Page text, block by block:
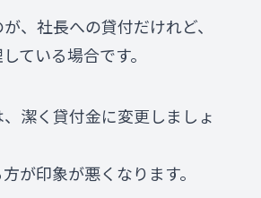
、社長への貸付だけれど、
ている場合です。
潔く貸付金に変更しましょ
が印象が悪くなります。